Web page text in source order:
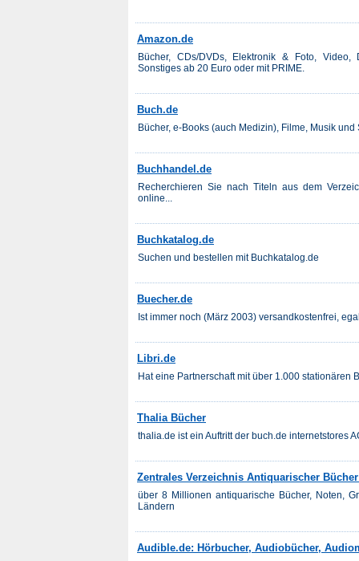
Amazon.de
Bücher, CDs/DVDs, Elektronik & Foto, Video,
Sonstiges ab 20 Euro oder mit PRIME.
Buch.de
Bücher, e-Books (auch Medizin), Filme, Musik
Buchhandel.de
Recherchieren Sie nach Titeln aus dem
online...
Buchkatalog.de
Suchen und bestellen mit Buchkatalog.de
Buecher.de
Ist immer noch (März 2003) versandkostenfrei,
Libri.de
Hat eine Partnerschaft mit über 1.000 stationären
Thalia Bücher
thalia.de ist ein Auftritt der buch.de internetstores
Zentrales Verzeichnis Antiquarischer Bücher
über 8 Millionen antiquarische Bücher, Noten,
Ländern
Audible.de: Hörbucher, Audiobücher,